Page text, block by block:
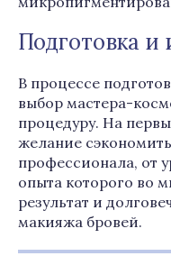
Подготовка
В процессе
выбор мастера-
процедуру. На
желание
профессионала, от
опыта которого во
результат и
макияжа бровей.